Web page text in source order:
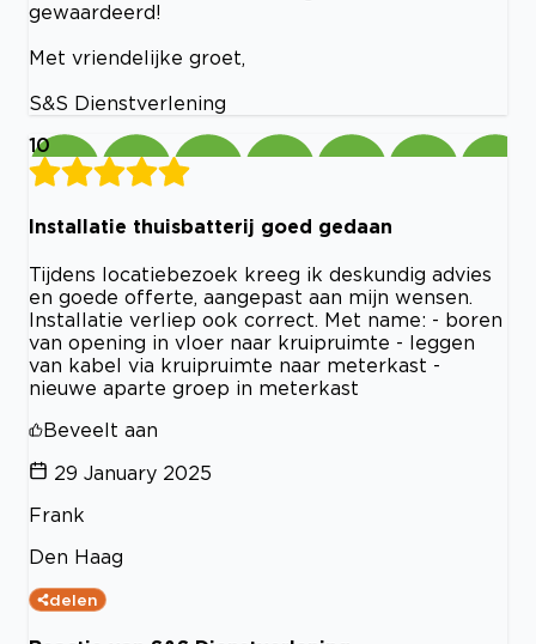
gewaardeerd!
Met vriendelijke groet,
S&S Dienstverlening
10
Installatie thuisbatterij goed gedaan
Tijdens locatiebezoek kreeg ik deskundig advies
en goede offerte, aangepast aan mijn wensen.
Installatie verliep ook correct. Met name: - boren
van opening in vloer naar kruipruimte - leggen
van kabel via kruipruimte naar meterkast -
nieuwe aparte groep in meterkast
Beveelt aan
29 January 2025
Frank
Den Haag
delen